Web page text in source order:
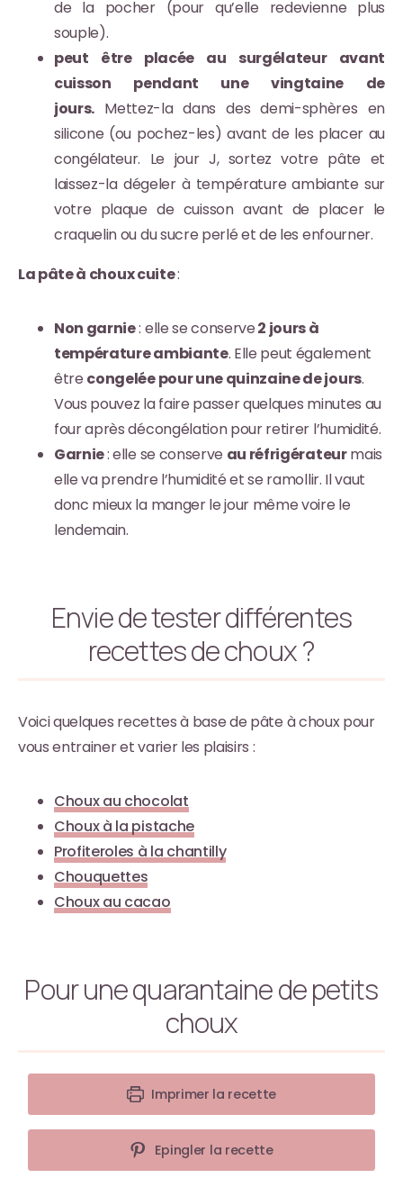
de la pocher (pour qu’elle redevienne plus
souple).
peut être placée au surgélateur avant
cuisson pendant une vingtaine de
jours. Mettez-la dans des demi-sphères en
silicone (ou pochez-les) avant de les placer au
congélateur. Le jour J, sortez votre pâte et
laissez-la dégeler à température ambiante sur
votre plaque de cuisson avant de placer le
craquelin ou du sucre perlé et de les enfourner.
La pâte à choux cuite:
Non garnie: elle se conserve2 jours à
température ambiante. Elle peut également
être congelée pour une quinzaine de jours.
Vous pouvez la faire passer quelques minutes au
four après décongélation pour retirer l’humidité.
Garnie: elle se conserve au réfrigérateurmais
elle va prendre l’humidité et se ramollir. Il vaut
donc mieux la manger le jour même voire le
lendemain.
Envie de tester différentes
recettes de choux ?
Voici quelques recettes à base de pâte à choux pour
vous entrainer et varier les plaisirs :
Choux au chocolat
Choux à la pistache
Profiteroles à la chantilly
Chouquettes
Choux au cacao
Pour une quarantaine de petits
choux
Imprimer la recette
Epingler la recette